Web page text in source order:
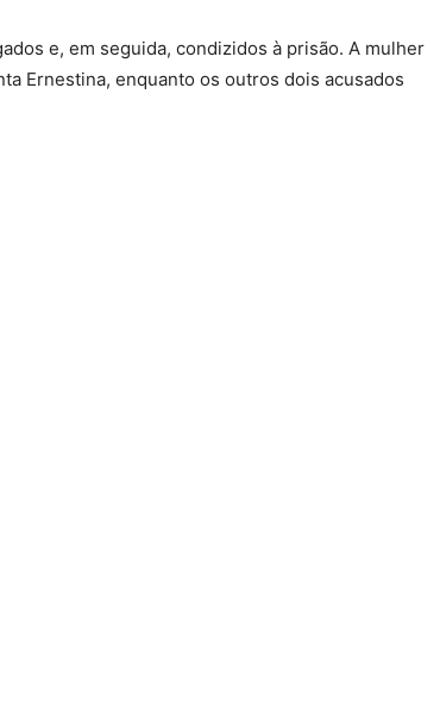
e, em seguida, condizidos à prisão. A mulher
Ernestina, enquanto os outros dois acusados